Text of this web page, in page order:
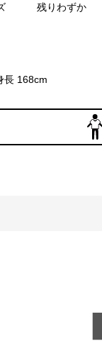
残りわずか
長 168cm